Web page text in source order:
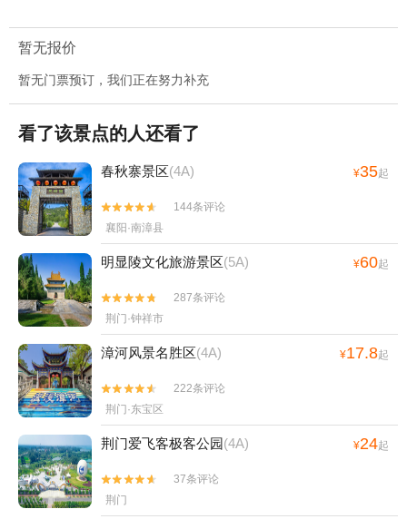
暂无报价
暂无门票预订，我们正在努力补充
看了该景点的人还看了
春秋寨景区(4A) ¥35起


144条评论
襄阳·南漳县
明显陵文化旅游景区(5A) ¥60起


287条评论
荆门·钟祥市
漳河风景名胜区(4A) ¥17.8起


222条评论
荆门·东宝区
荆门爱飞客极客公园(4A) ¥24起


37条评论
荆门